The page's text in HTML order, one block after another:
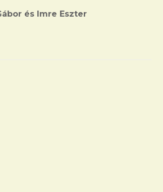
és Imre Eszter